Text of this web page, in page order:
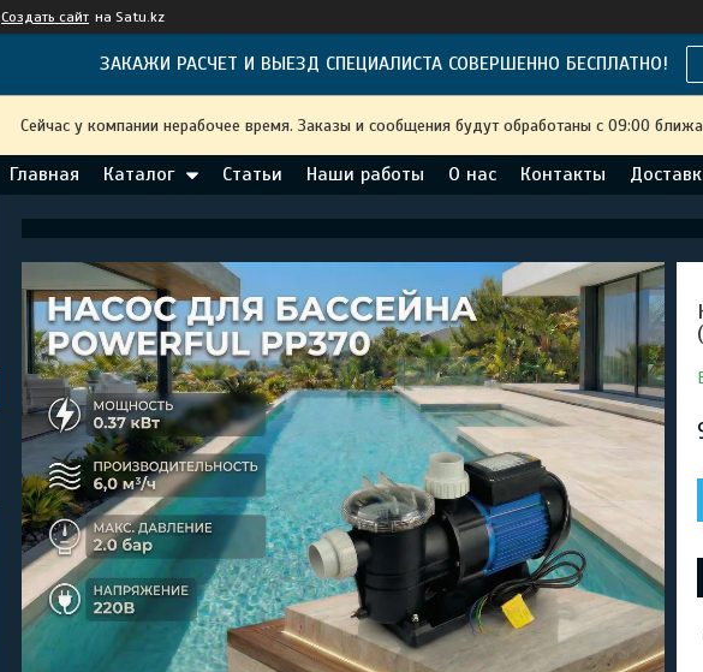
Создать сайт на Satu.kz
ЗАКАЖИ РАСЧЕТ И ВЫЕЗД СПЕЦИАЛИСТА СОВЕРШЕННО БЕСПЛАТНО!
Сейчас у компании нерабочее время. Заказы и сообщения будут обработаны с 09:00
Главная Каталог Статьи Наши работы О нас Контакты